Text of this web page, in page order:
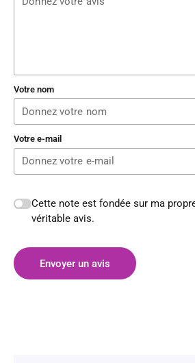
Votre nom
Votre e-mail
Cette note est fondée sur ma
véritable avis.
Envoyer un avis